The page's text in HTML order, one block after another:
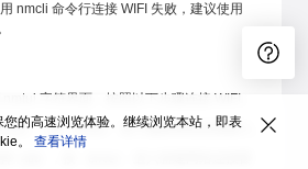
nmcli 命令行连接 WIFI 失败，建议使用
nmtui 字符界面，按照以下步骤连接 WIFI。
，按 Enter
进入编辑网络连接窗口。
的高速浏览体验。继续浏览本站，即表
。 查看详情